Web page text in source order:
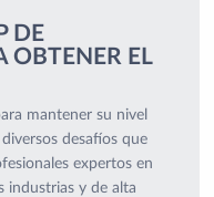
DE
OBTENER EL
mantener su nivel
desafíos que
expertos en
industrias y de alta